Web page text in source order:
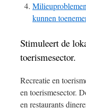
kunnen
Stimuleert de
toerismesector.
Recreatie en
en toerismesector.
en restaurants